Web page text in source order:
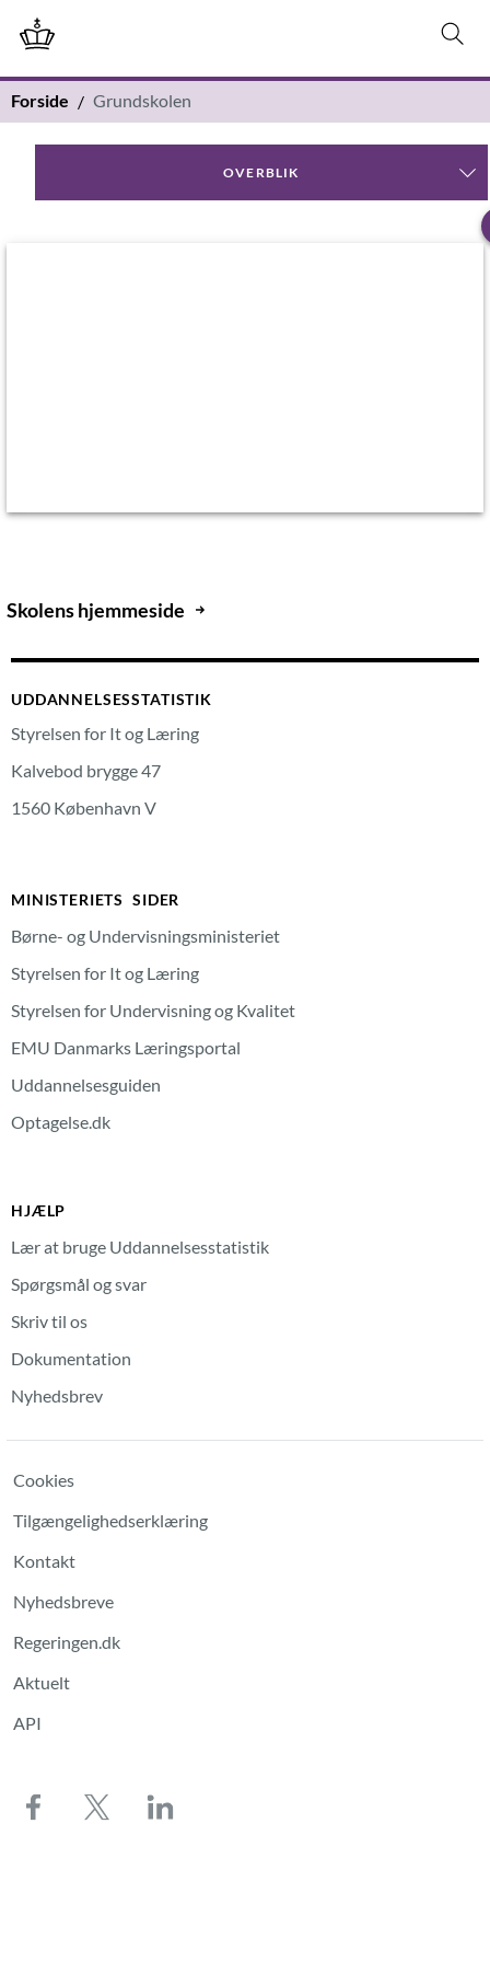
Forside Grundskolen
OVERBLIK
Skolens hjemmeside
UDDANNELSESSTATISTIK
Styrelsen for It og Læring
Kalvebod brygge 47
1560 København V
MINISTERIETS SIDER
Børne- og Undervisningsministeriet
Styrelsen for It og Læring
Styrelsen for Undervisning og Kvalitet
EMU Danmarks Læringsportal
Uddannelsesguiden
Optagelse.dk
HJÆLP
Lær at bruge Uddannelsesstatistik
Spørgsmål og svar
Skriv til os
Dokumentation
Nyhedsbrev
Cookies
Tilgængelighedserklæring
Kontakt
Nyhedsbreve
Regeringen.dk
Aktuelt
API